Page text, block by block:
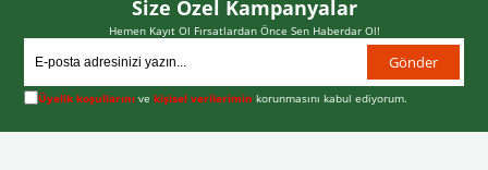
Size Özel Kampanyalar
Hemen Kayıt Ol Fırsatlardan Önce Sen Haberdar Ol!
Gönder
Üyelik koşullarını vekişisel verilerimin korunmasını kabul ediyorum.